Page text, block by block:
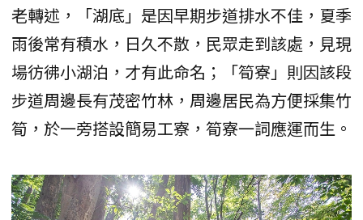
老轉述，「湖底」是因早期步道排水不佳，夏季
雨後常有積水，日久不散，民眾走到該處，見現
場彷彿小湖泊，才有此命名；「筍寮」則因該段
步道周邊長有茂密竹林，周邊居民為方便採集竹
筍，於一旁搭設簡易工寮，筍寮一詞應運而生。